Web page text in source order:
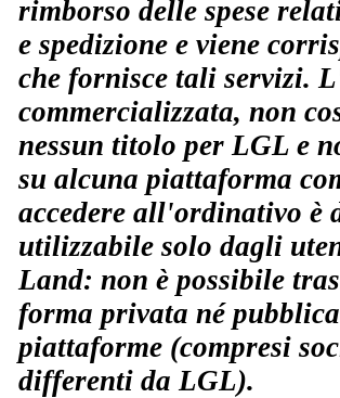
rimborso delle spese
e spedizione e viene
che fornisce tali servizi.
commercializzata, non
nessun titolo per LGL e
su alcuna piattaforma
accedere all'ordinativo è
utilizzabile solo dagli
Land: non è possibile
forma privata né
piattaforme (compresi
differenti da LGL).